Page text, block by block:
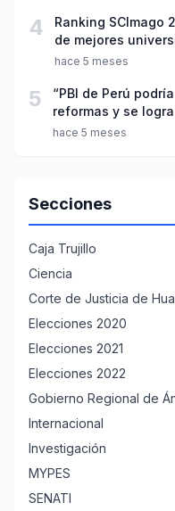
4
Ranking SCImago
de mejores
hace 5 meses
5
“PBI de Perú
reformas y se
hace 5 meses
Secciones
Caja Trujillo
Ciencia
Corte de Justicia de
Elecciones 2020
Elecciones 2021
Elecciones 2022
Gobierno Regional de
Internacional
Investigación
MYPES
SENATI